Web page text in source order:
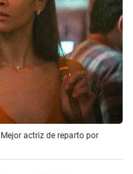
actriz de reparto por